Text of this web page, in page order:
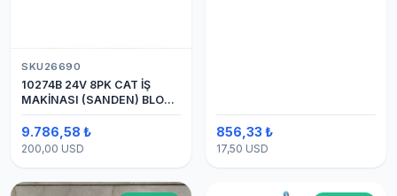
SKU26690
10274B 24V 8PK CAT İŞ
MAKİNASI (SANDEN) BLOK
SAPLAMALI KLİMA
KOMPRESÖRÜ 7H15
9.786,58 ₺
200,00 USD
856,33 ₺
17,50 USD